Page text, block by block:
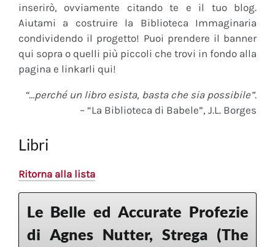
inserirò, ovviamente citando te e il tuo blog.
Aiutami a costruire la Biblioteca Immaginaria
condividendo il progetto! Puoi prendere il banner
qui sopra o quelli più piccoli che trovi in fondo alla
pagina e linkarli qui!
“…perché un libro esista, basta che sia possibile”.
– “La Biblioteca di Babele”, J.L. Borges
Libri
Ritorna alla lista
Le Belle ed Accurate Profezie
di Agnes Nutter, Strega (The